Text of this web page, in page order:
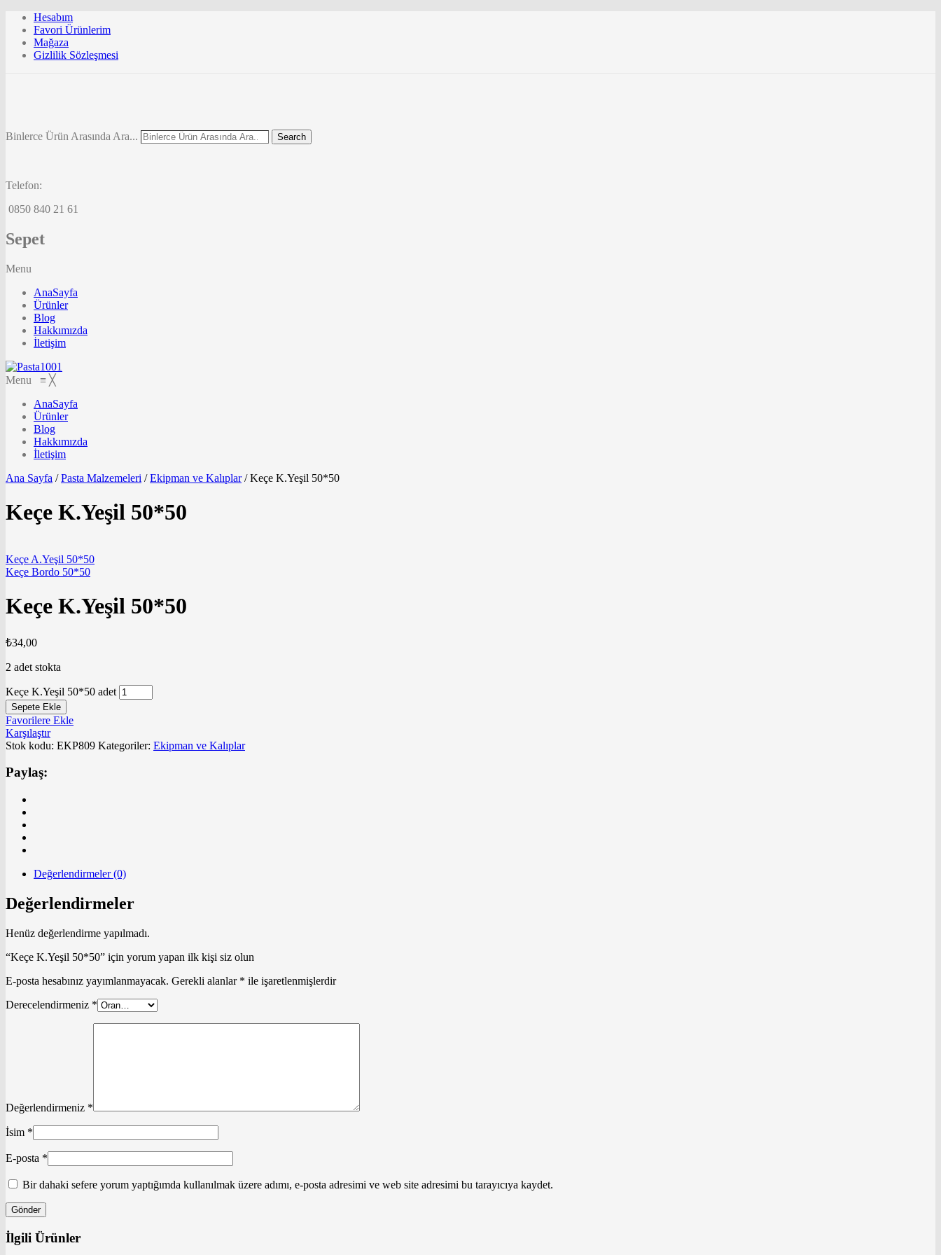
Hesabım
Favori Ürünlerim
Mağaza
Gizlilik Sözleşmesi
Binlerce Ürün Arasında Ara... Search
Telefon:
0850 840 21 61
Sepet
Menu
AnaSayfa
Ürünler
Blog
Hakkımızda
İletişim
Menu ≡ ╳
AnaSayfa
Ürünler
Blog
Hakkımızda
İletişim
Ana Sayfa / Pasta Malzemeleri / Ekipman ve Kalıplar /Keçe K.Yeşil 50*50
Keçe K.Yeşil 50*50
Keçe A.Yeşil 50*50
Keçe Bordo 50*50
Keçe K.Yeşil 50*50
₺34,00
2 adet stokta
Keçe K.Yeşil 50*50 adet
Sepete Ekle
Favorilere Ekle
Karşılaştır
Stok kodu: EKP809 Kategoriler: Ekipman ve Kalıplar
Paylaş:
Değerlendirmeler (0)
Değerlendirmeler
Henüz değerlendirme yapılmadı.
“Keçe K.Yeşil 50*50” için yorum yapan ilk kişi siz olun
E-posta hesabınız yayımlanmayacak. Gerekli alanlar * ile işaretlenmişlerdir
Derecelendirmeniz *
Değerlendirmeniz *
İsim *
E-posta *
Bir dahaki sefere yorum yaptığımda kullanılmak üzere adımı, e-posta adresimi ve web site adresimi bu tarayıcıya kaydet.
İlgili Ürünler